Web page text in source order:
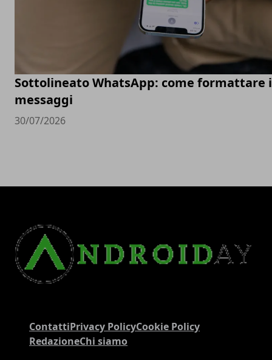
Sottolineato WhatsApp: come formattare i
messaggi
30/07/2026
ContattiPrivacy PolicyCookie Policy
RedazioneChi siamo